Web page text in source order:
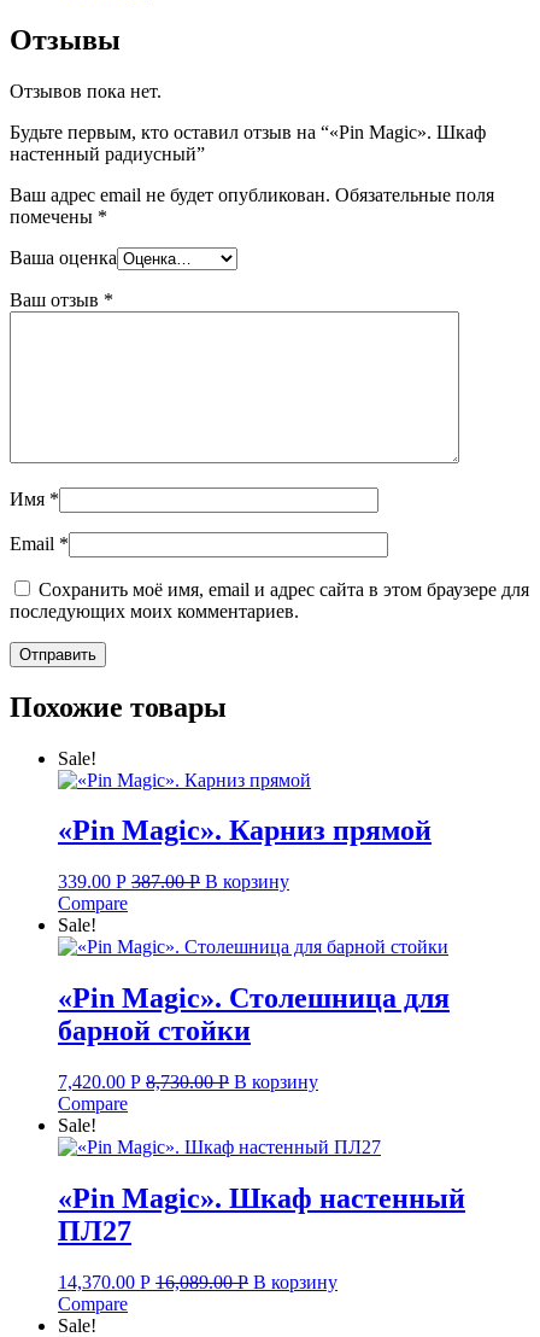
Отзывы
Отзывов пока нет.
Будьте первым, кто оставил отзыв на “«Pin Magic». Шкаф
настенный радиусный”
Ваш адрес email не будет опубликован. Обязательные поля
помечены *
Ваша оценка
Ваш отзыв *
Имя *
Email *
Сохранить моё имя, email и адрес сайта в этом браузере для
последующих моих комментариев.
Похожие товары
Sale!
«Pin Magic». Карниз прямой
339.00 Р 387.00Р В корзину
Compare
Sale!
«Pin Magic». Столешница для
барной стойки
7,420.00 Р 8,730.00Р В корзину
Compare
Sale!
«Pin Magic». Шкаф настенный
ПЛ27
14,370.00 Р 16,089.00Р В корзину
Compare
Sale!